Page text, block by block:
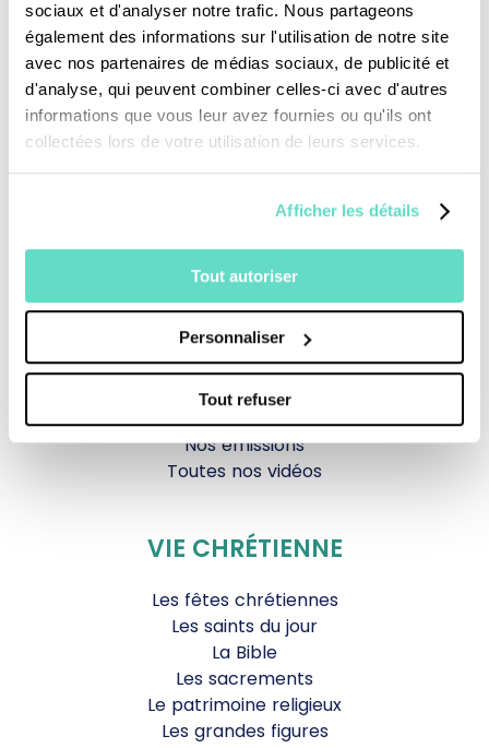
sociaux et d'analyser notre trafic. Nous partageons
également des informations sur l'utilisation de notre site
avec nos partenaires de médias sociaux, de publicité et
d'analyse, qui peuvent combiner celles-ci avec d'autres
informations que vous leur avez fournies ou qu'ils ont
collectées lors de votre utilisation de leurs services.
Afficher les détails
Tout autoriser
Personnaliser
Tout refuser
Je fais un don
Revoir la messe du 02 août 2026
TOUS NOS PROGRAMMES
Documentaires
Parole Inattendue
Tous Frères
Générations Laudato Si’
Agenda Culturel
JDS.tv
Nos émissions
Toutes nos vidéos
VIE CHRÉTIENNE
Les fêtes chrétiennes
Les saints du jour
La Bible
Les sacrements
Le patrimoine religieux
Les grandes figures